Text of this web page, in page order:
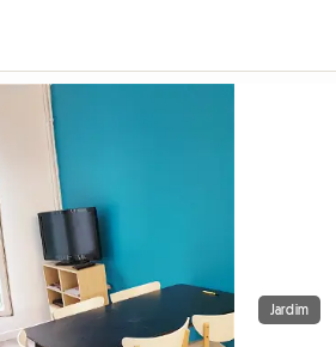
Jardim